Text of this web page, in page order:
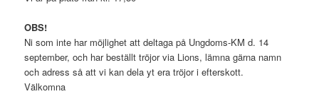
OBS!
Ni som inte har möjlighet att deltaga på Ungdoms-KM d. 14
september, och har beställt tröjor via Lions, lämna gärna namn
och adress så att vi kan dela yt era tröjor i efterskott.
Välkomna